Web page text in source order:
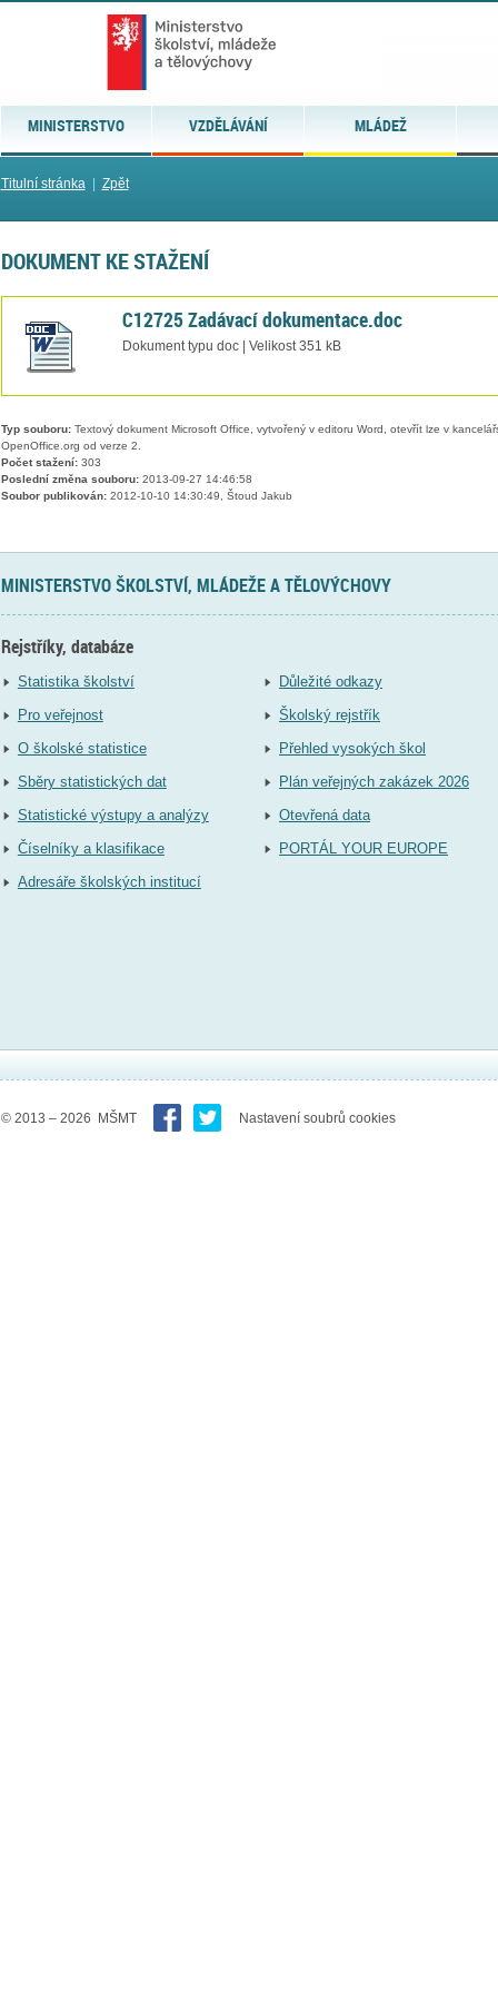
MINISTERSTVO VZDĚLÁVÁNÍ MLÁDEŽ
Titulní stránka| Zpět
DOKUMENT KE STAŽENÍ
C12725 Zadávací dokumentace.doc
Dokument typu doc | Velikost 351 kB
Typ souboru:Textový dokument Microsoft Office, vytvořený v editoru Word, otevřít lze v
OpenOffice.org od verze 2.
Počet stažení:303
Poslední změna souboru:2013-09-27 14:46:58
Soubor publikován:2012-10-10 14:30:49, Štoud Jakub
MINISTERSTVO ŠKOLSTVÍ, MLÁDEŽE A TĚLOVÝCHOVY
Rejstříky, databáze
Statistika školství
Pro veřejnost
O školské statistice
Sběry statistických dat
Statistické výstupy a analýzy
Číselníky a klasifikace
Adresáře školských institucí
Důležité odkazy
Školský rejstřík
Přehled vysokých škol
Plán veřejných zakázek 2026
Otevřená data
PORTÁL YOUR EUROPE
© 2013 – 2026 MŠMT Nastavení soubrů cookies